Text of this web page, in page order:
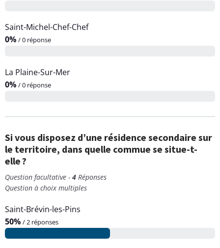
Saint-Michel-Chef-Chef
0% / 0 réponse
La Plaine-Sur-Mer
0% / 0 réponse
Si vous disposez d’une résidence secondaire sur
le territoire, dans quelle commue se situe-t-
elle ?
Question facultative - 4 Réponses
Question à choix multiples
Saint-Brévin-les-Pins
50% / 2 réponses